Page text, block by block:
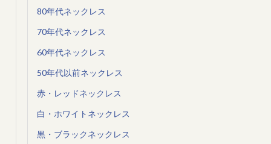
80年代ネックレス
70年代ネックレス
60年代ネックレス
50年代以前ネックレス
赤・レッドネックレス
白・ホワイトネックレス
黒・ブラックネックレス